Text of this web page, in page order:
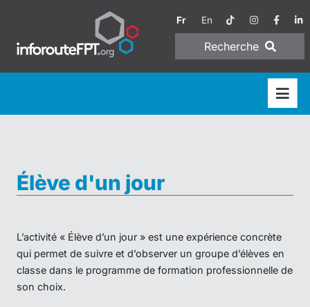
Fr En
Recherche
Élève d'un jour
L’activité « Élève d’un jour » est une expérience concrète
qui permet de suivre et d’observer un groupe d’élèves en
classe dans le programme de formation professionnelle de
son choix.